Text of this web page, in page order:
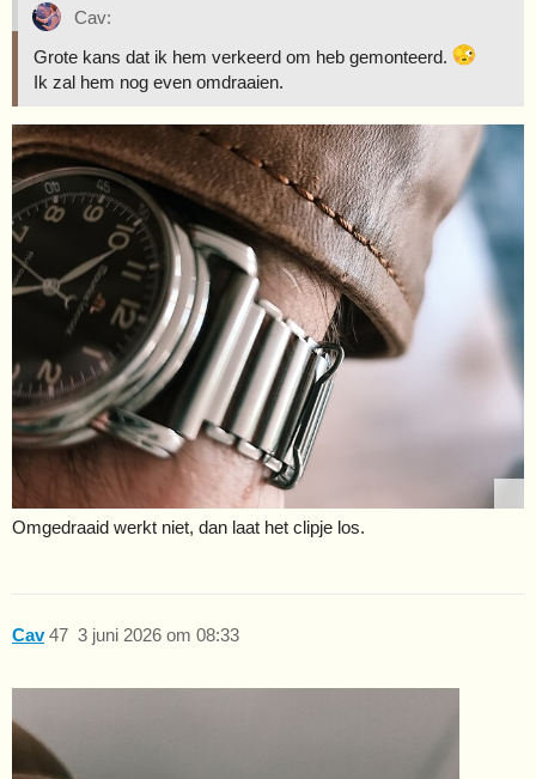
Cav:
Grote kans dat ik hem verkeerd om heb gemonteerd.
Ik zal hem nog even omdraaien.
Omgedraaid werkt niet, dan laat het clipje los.
Cav 3 juni 2026 om 08:33
47